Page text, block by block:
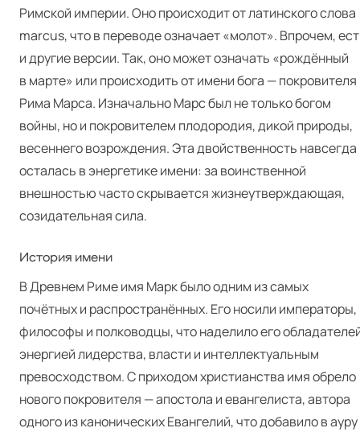
Римской империи. Оно происходит от латинского слова
mar­cus, что в переводе означает «молот». Впрочем,
и другие версии. Так, оно может означать «рождённый
в марте» или происходить от имени бога — покровителя
Рима Марса. Изначально Марс был не только богом
войны, но и покровителем плодородия, дикой природы,
весеннего возрождения. Эта двойственность навсегда
осталась в энергетике имени: за воинственной
внешностью часто скрывается жизнеутверждающая,
созидательная сила.
История имени
В Древнем Риме имя Марк было одним из самых
почётных и распространённых. Его носили императоры,
философы и полководцы, что наделило его
энергией лидерства, власти и интеллектуальным
превосходством. С приходом христианства имя обрело
нового покровителя — апостола и евангелиста, автора
одного из канонических Евангелий, что добавило в ауру